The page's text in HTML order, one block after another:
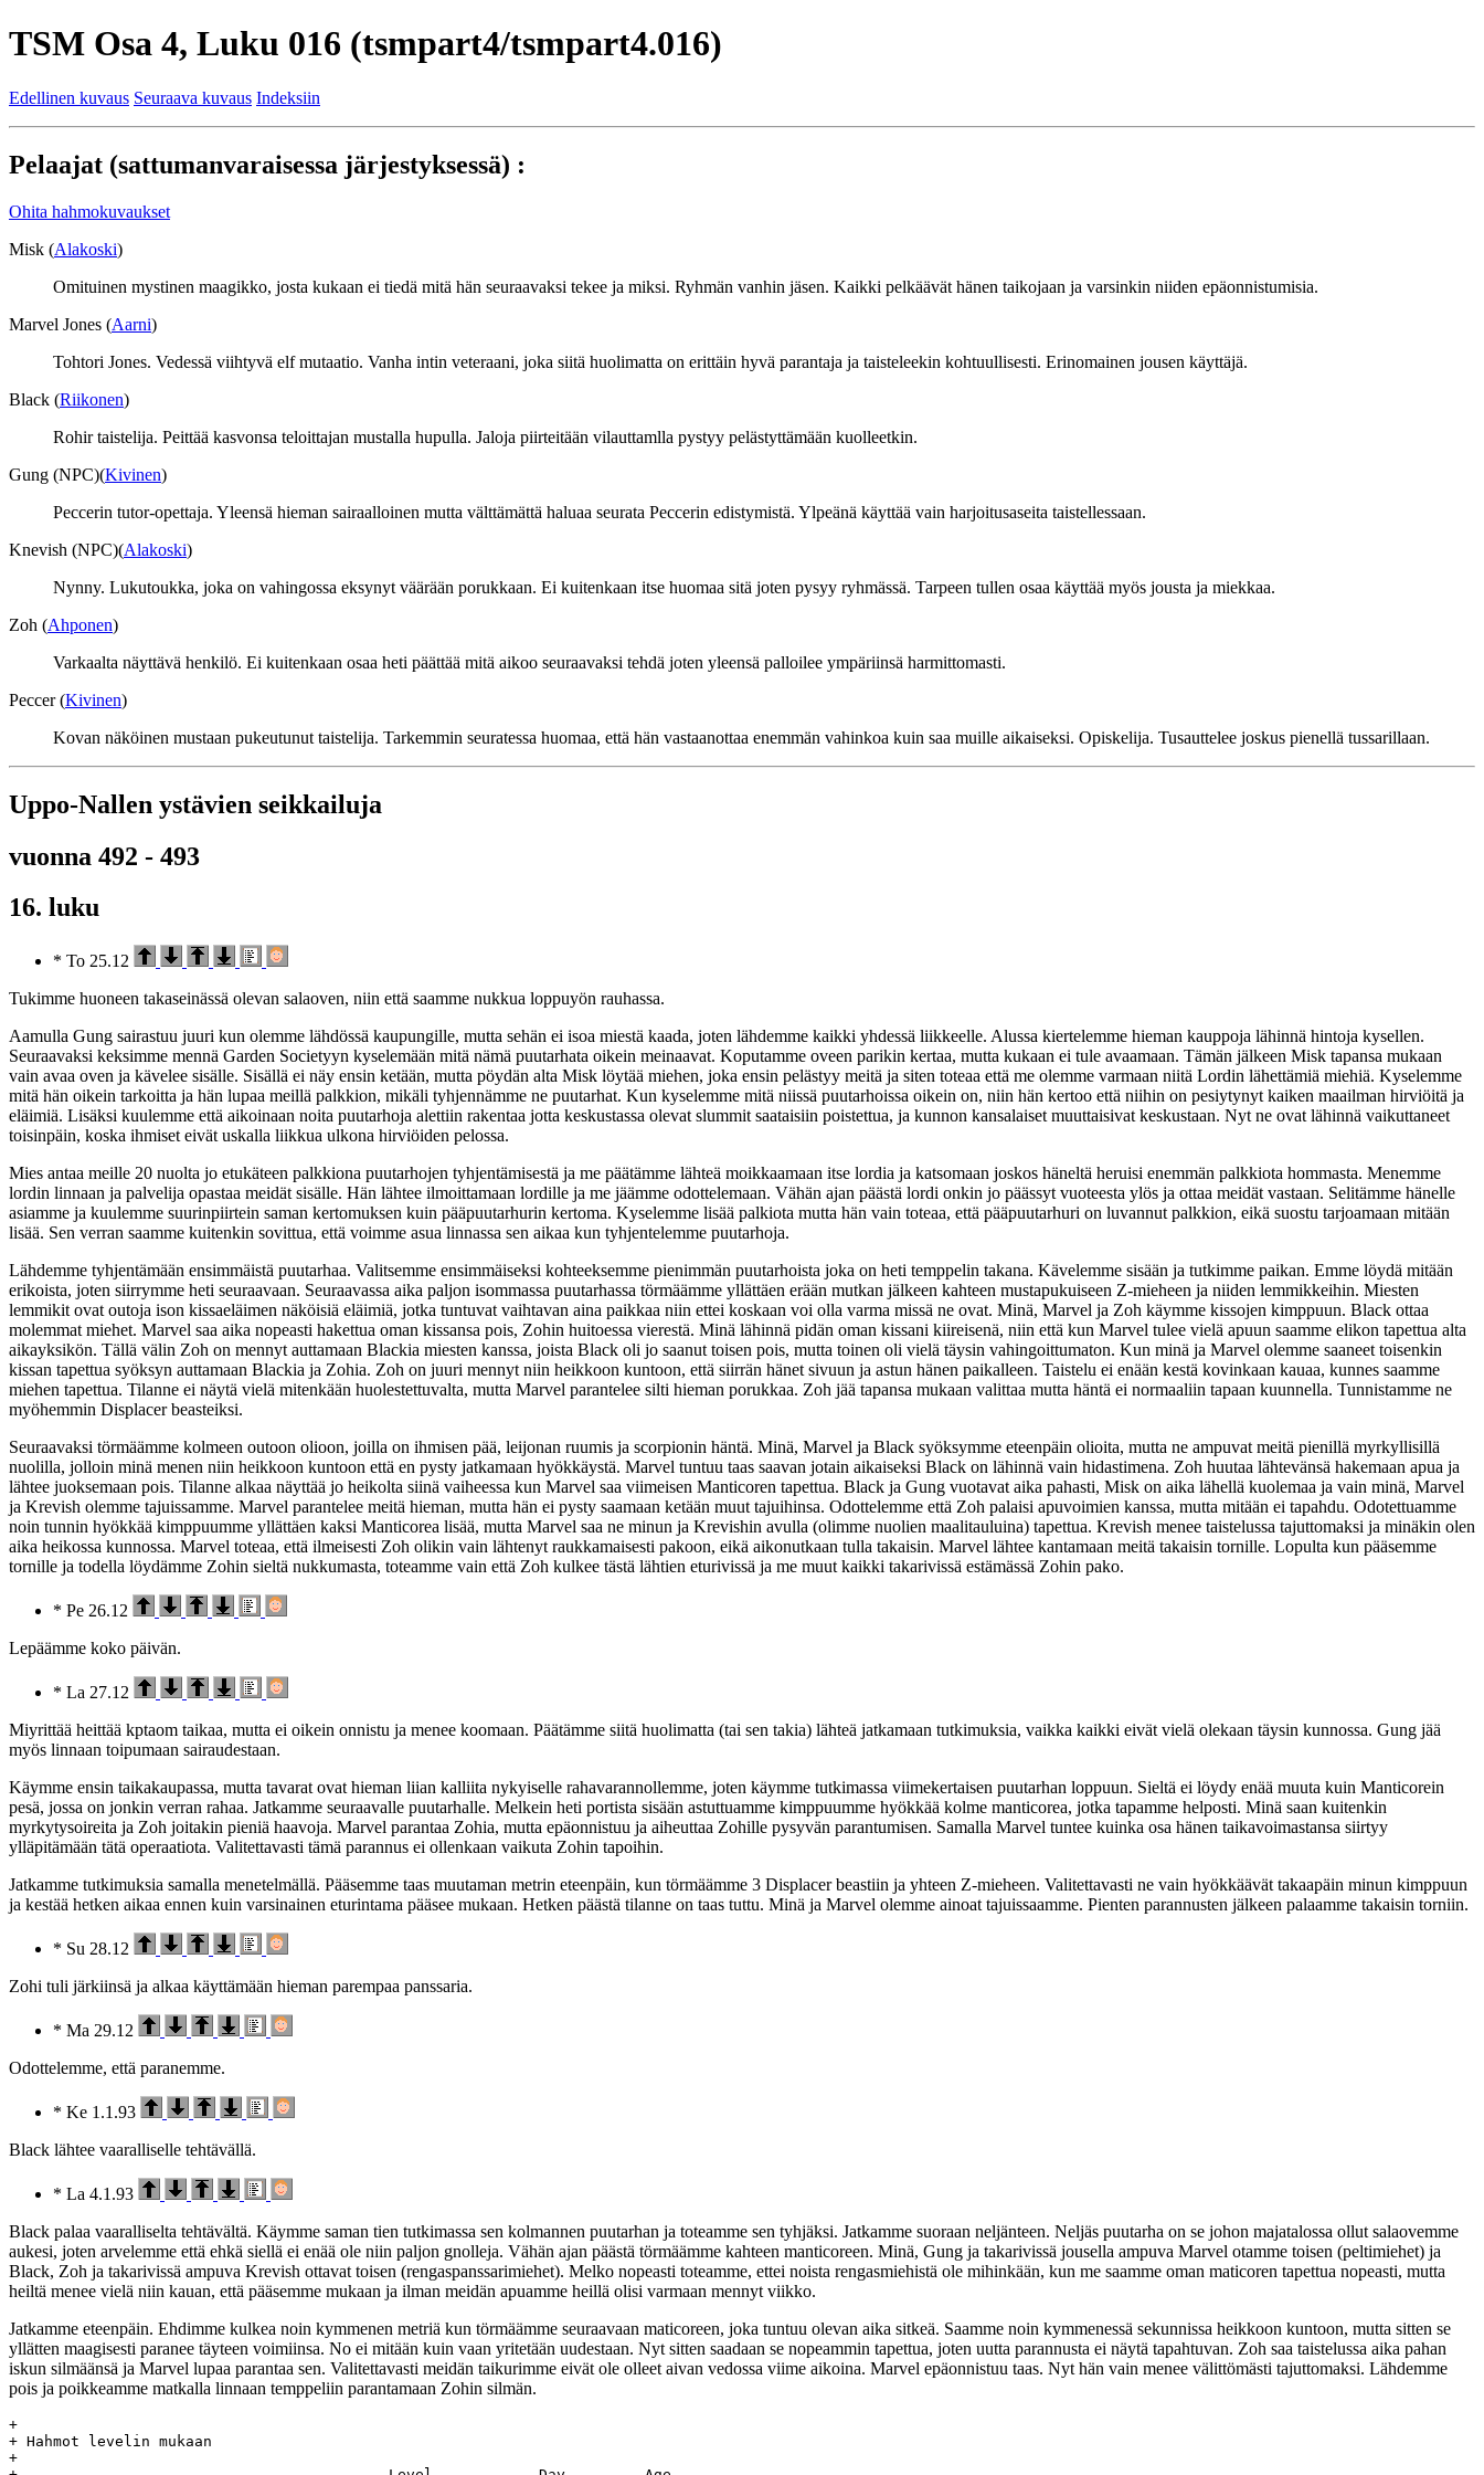
TSM Osa 4, Luku 016 (tsmpart4/tsmpart4.016)
Edellinen kuvaus Seuraava kuvaus Indeksiin
Pelaajat (sattumanvaraisessa järjestyksessä) :
Ohita hahmokuvaukset
Misk (Alakoski)
Omituinen mystinen maagikko, josta kukaan ei tiedä mitä hän seuraavaksi tekee ja miksi. Ryhmän vanhin jäsen. Kaikki pelkäävät hänen taikojaan ja varsinkin niiden epäonnistumisia.
Marvel Jones (Aarni)
Tohtori Jones. Vedessä viihtyvä elf mutaatio. Vanha intin veteraani, joka siitä huolimatta on erittäin hyvä parantaja ja taisteleekin kohtuullisesti. Erinomainen jousen käyttäjä.
Black (Riikonen)
Rohir taistelija. Peittää kasvonsa teloittajan mustalla hupulla. Jaloja piirteitään vilauttamlla pystyy pelästyttämään kuolleetkin.
Gung (NPC)(Kivinen)
Peccerin tutor-opettaja. Yleensä hieman sairaalloinen mutta välttämättä haluaa seurata Peccerin edistymistä. Ylpeänä käyttää vain harjoitusaseita taistellessaan.
Knevish (NPC)(Alakoski)
Nynny. Lukutoukka, joka on vahingossa eksynyt väärään porukkaan. Ei kuitenkaan itse huomaa sitä joten pysyy ryhmässä. Tarpeen tullen osaa käyttää myös jousta ja miekkaa.
Zoh (Ahponen)
Varkaalta näyttävä henkilö. Ei kuitenkaan osaa heti päättää mitä aikoo seuraavaksi tehdä joten yleensä palloilee ympäriinsä harmittomasti.
Peccer (Kivinen)
Kovan näköinen mustaan pukeutunut taistelija. Tarkemmin seuratessa huomaa, että hän vastaanottaa enemmän vahinkoa kuin saa muille aikaiseksi. Opiskelija. Tusauttelee joskus pienellä tussarillaan.
Uppo-Nallen ystävien seikkailuja
vuonna 492 - 493
16. luku
* To 25.12
Tukimme huoneen takaseinässä olevan salaoven, niin että saamme nukkua loppuyön rauhassa.
Aamulla Gung sairastuu juuri kun olemme lähdössä kaupungille, mutta sehän ei isoa miestä kaada, joten lähdemme kaikki yhdessä liikkeelle. Alussa kiertelemme hieman kauppoja lähinnä hintoja kysellen.
Seuraavaksi keksimme mennä Garden Societyyn kyselemään mitä nämä puutarhata oikein meinaavat. Koputamme oveen parikin kertaa, mutta kukaan ei tule avaamaan. Tämän jälkeen Misk tapansa mukaan
vain avaa oven ja kävelee sisälle. Sisällä ei näy ensin ketään, mutta pöydän alta Misk löytää miehen, joka ensin pelästyy meitä ja siten toteaa että me olemme varmaan niitä Lordin lähettämiä miehiä. Kyselemme
mitä hän oikein tarkoitta ja hän lupaa meillä palkkion, mikäli tyhjennämme ne puutarhat. Kun kyselemme mitä niissä puutarhoissa oikein on, niin hän kertoo että niihin on pesiytynyt kaiken maailman hirviöitä ja
eläimiä. Lisäksi kuulemme että aikoinaan noita puutarhoja alettiin rakentaa jotta keskustassa olevat slummit saataisiin poistettua, ja kunnon kansalaiset muuttaisivat keskustaan. Nyt ne ovat lähinnä vaikuttaneet
toisinpäin, koska ihmiset eivät uskalla liikkua ulkona hirviöiden pelossa.
Mies antaa meille 20 nuolta jo etukäteen palkkiona puutarhojen tyhjentämisestä ja me päätämme lähteä moikkaamaan itse lordia ja katsomaan joskos häneltä heruisi enemmän palkkiota hommasta. Menemme
lordin linnaan ja palvelija opastaa meidät sisälle. Hän lähtee ilmoittamaan lordille ja me jäämme odottelemaan. Vähän ajan päästä lordi onkin jo päässyt vuoteesta ylös ja ottaa meidät vastaan. Selitämme hänelle
asiamme ja kuulemme suurinpiirtein saman kertomuksen kuin pääpuutarhurin kertoma. Kyselemme lisää palkiota mutta hän vain toteaa, että pääpuutarhuri on luvannut palkkion, eikä suostu tarjoamaan mitään
lisää. Sen verran saamme kuitenkin sovittua, että voimme asua linnassa sen aikaa kun tyhjentelemme puutarhoja.
Lähdemme tyhjentämään ensimmäistä puutarhaa. Valitsemme ensimmäiseksi kohteeksemme pienimmän puutarhoista joka on heti temppelin takana. Kävelemme sisään ja tutkimme paikan. Emme löydä mitään
erikoista, joten siirrymme heti seuraavaan. Seuraavassa aika paljon isommassa puutarhassa törmäämme yllättäen erään mutkan jälkeen kahteen mustapukuiseen Z-mieheen ja niiden lemmikkeihin. Miesten
lemmikit ovat outoja ison kissaeläimen näköisiä eläimiä, jotka tuntuvat vaihtavan aina paikkaa niin ettei koskaan voi olla varma missä ne ovat. Minä, Marvel ja Zoh käymme kissojen kimppuun. Black ottaa
molemmat miehet. Marvel saa aika nopeasti hakettua oman kissansa pois, Zohin huitoessa vierestä. Minä lähinnä pidän oman kissani kiireisenä, niin että kun Marvel tulee vielä apuun saamme elikon tapettua alta
aikayksikön. Tällä välin Zoh on mennyt auttamaan Blackia miesten kanssa, joista Black oli jo saanut toisen pois, mutta toinen oli vielä täysin vahingoittumaton. Kun minä ja Marvel olemme saaneet toisenkin
kissan tapettua syöksyn auttamaan Blackia ja Zohia. Zoh on juuri mennyt niin heikkoon kuntoon, että siirrän hänet sivuun ja astun hänen paikalleen. Taistelu ei enään kestä kovinkaan kauaa, kunnes saamme
miehen tapettua. Tilanne ei näytä vielä mitenkään huolestettuvalta, mutta Marvel parantelee silti hieman porukkaa. Zoh jää tapansa mukaan valittaa mutta häntä ei normaaliin tapaan kuunnella. Tunnistamme ne
myöhemmin Displacer beasteiksi.
Seuraavaksi törmäämme kolmeen outoon olioon, joilla on ihmisen pää, leijonan ruumis ja scorpionin häntä. Minä, Marvel ja Black syöksymme eteenpäin olioita, mutta ne ampuvat meitä pienillä myrkyllisillä
nuolilla, jolloin minä menen niin heikkoon kuntoon että en pysty jatkamaan hyökkäystä. Marvel tuntuu taas saavan jotain aikaiseksi Black on lähinnä vain hidastimena. Zoh huutaa lähtevänsä hakemaan apua ja
lähtee juoksemaan pois. Tilanne alkaa näyttää jo heikolta siinä vaiheessa kun Marvel saa viimeisen Manticoren tapettua. Black ja Gung vuotavat aika pahasti, Misk on aika lähellä kuolemaa ja vain minä, Marvel
ja Krevish olemme tajuissamme. Marvel parantelee meitä hieman, mutta hän ei pysty saamaan ketään muut tajuihinsa. Odottelemme että Zoh palaisi apuvoimien kanssa, mutta mitään ei tapahdu. Odotettuamme
noin tunnin hyökkää kimppuumme yllättäen kaksi Manticorea lisää, mutta Marvel saa ne minun ja Krevishin avulla (olimme nuolien maalitauluina) tapettua. Krevish menee taistelussa tajuttomaksi ja minäkin olen
aika heikossa kunnossa. Marvel toteaa, että ilmeisesti Zoh olikin vain lähtenyt raukkamaisesti pakoon, eikä aikonutkaan tulla takaisin. Marvel lähtee kantamaan meitä takaisin tornille. Lopulta kun pääsemme
tornille ja todella löydämme Zohin sieltä nukkumasta, toteamme vain että Zoh kulkee tästä lähtien eturivissä ja me muut kaikki takarivissä estämässä Zohin pako.
* Pe 26.12
Lepäämme koko päivän.
* La 27.12
Miyrittää heittää kptaom taikaa, mutta ei oikein onnistu ja menee koomaan. Päätämme siitä huolimatta (tai sen takia) lähteä jatkamaan tutkimuksia, vaikka kaikki eivät vielä olekaan täysin kunnossa. Gung jää
myös linnaan toipumaan sairaudestaan.
Käymme ensin taikakaupassa, mutta tavarat ovat hieman liian kalliita nykyiselle rahavarannollemme, joten käymme tutkimassa viimekertaisen puutarhan loppuun. Sieltä ei löydy enää muuta kuin Manticorein
pesä, jossa on jonkin verran rahaa. Jatkamme seuraavalle puutarhalle. Melkein heti portista sisään astuttuamme kimppuumme hyökkää kolme manticorea, jotka tapamme helposti. Minä saan kuitenkin
myrkytysoireita ja Zoh joitakin pieniä haavoja. Marvel parantaa Zohia, mutta epäonnistuu ja aiheuttaa Zohille pysyvän parantumisen. Samalla Marvel tuntee kuinka osa hänen taikavoimastansa siirtyy
ylläpitämään tätä operaatiota. Valitettavasti tämä parannus ei ollenkaan vaikuta Zohin tapoihin.
Jatkamme tutkimuksia samalla menetelmällä. Pääsemme taas muutaman metrin eteenpäin, kun törmäämme 3 Displacer beastiin ja yhteen Z-mieheen. Valitettavasti ne vain hyökkäävät takaapäin minun kimppuun
ja kestää hetken aikaa ennen kuin varsinainen eturintama pääsee mukaan. Hetken päästä tilanne on taas tuttu. Minä ja Marvel olemme ainoat tajuissaamme. Pienten parannusten jälkeen palaamme takaisin torniin.
* Su 28.12
Zohi tuli järkiinsä ja alkaa käyttämään hieman parempaa panssaria.
* Ma 29.12
Odottelemme, että paranemme.
* Ke 1.1.93
Black lähtee vaaralliselle tehtävällä.
* La 4.1.93
Black palaa vaaralliselta tehtävältä. Käymme saman tien tutkimassa sen kolmannen puutarhan ja toteamme sen tyhjäksi. Jatkamme suoraan neljänteen. Neljäs puutarha on se johon majatalossa ollut salaovemme
aukesi, joten arvelemme että ehkä siellä ei enää ole niin paljon gnolleja. Vähän ajan päästä törmäämme kahteen manticoreen. Minä, Gung ja takarivissä jousella ampuva Marvel otamme toisen (peltimiehet) ja
Black, Zoh ja takarivissä ampuva Krevish ottavat toisen (rengaspanssarimiehet). Melko nopeasti toteamme, ettei noista rengasmiehistä ole mihinkään, kun me saamme oman maticoren tapettua nopeasti, mutta
heiltä menee vielä niin kauan, että pääsemme mukaan ja ilman meidän apuamme heillä olisi varmaan mennyt viikko.
Jatkamme eteenpäin. Ehdimme kulkea noin kymmenen metriä kun törmäämme seuraavaan maticoreen, joka tuntuu olevan aika sitkeä. Saamme noin kymmenessä sekunnissa heikkoon kuntoon, mutta sitten se
yllätten maagisesti paranee täyteen voimiinsa. No ei mitään kuin vaan yritetään uudestaan. Nyt sitten saadaan se nopeammin tapettua, joten uutta parannusta ei näytä tapahtuvan. Zoh saa taistelussa aika pahan
iskun silmäänsä ja Marvel lupaa parantaa sen. Valitettavasti meidän taikurimme eivät ole olleet aivan vedossa viime aikoina. Marvel epäonnistuu taas. Nyt hän vain menee välittömästi tajuttomaksi. Lähdemme
pois ja poikkeamme matkalla linnaan temppeliin parantamaan Zohin silmän.
+
+ Hahmot levelin mukaan
+